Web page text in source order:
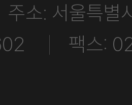
주소: 서울특별
팩스: